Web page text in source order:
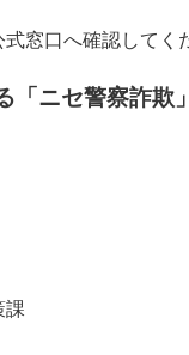
窓口へ確認してく
ニセ警察詐欺」
課